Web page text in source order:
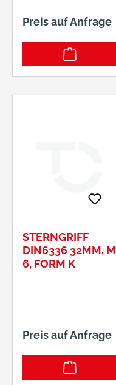
Preis auf Anfrage
STERNGRIFF
DIN6336 32MM, M
6, FORM K
Preis auf Anfrage